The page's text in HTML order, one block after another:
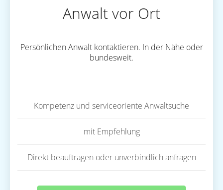
Anwalt vor Ort
Persönlichen Anwalt kontaktieren. In der Nähe oder
bundesweit.
Kompetenz und serviceoriente Anwaltsuche
mit Empfehlung
Direkt beauftragen oder unverbindlich anfragen